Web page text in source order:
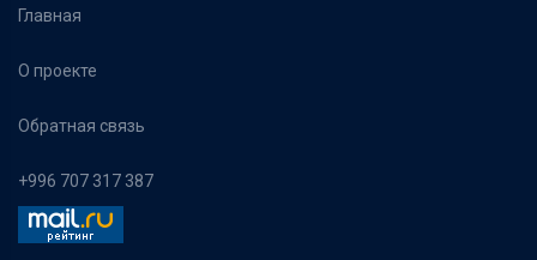
Главная
О проекте
Обратная связь
+996 707 317 387